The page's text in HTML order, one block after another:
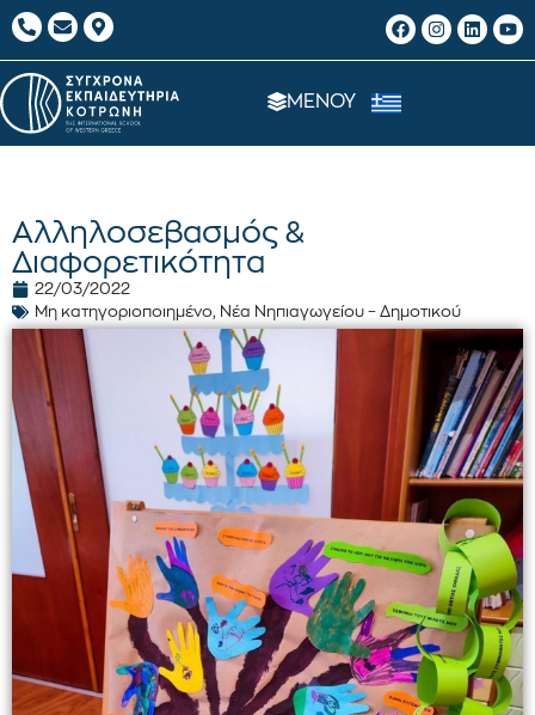
ΜΕΝΟΥ
Αλληλοσεβασμός &
Διαφορετικότητα
22/03/2022
Μη κατηγοριοποιημένο, Νέα Νηπιαγωγείου – Δημοτικού